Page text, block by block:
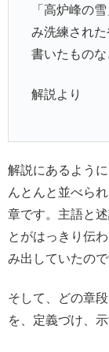
「高炉峰の
み洗練され
書いたものな
解説より
解説にあるよう
んとんと並べら
章です。主語と
とがはっきり伝
み出していたので
そして、どの章
を、定義づけ、